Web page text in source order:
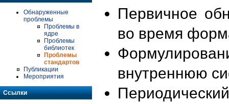
Обнаруженные
проблемы
Проблемы в
ядре
Проблемы
библиотек
Проблемы
стандартов
Публикации
Мероприятия
Ссылки
Первичное
во время
внутреннюю